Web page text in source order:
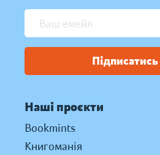
Підписатись
Наші проєкти
Bookmints
Книгоманія